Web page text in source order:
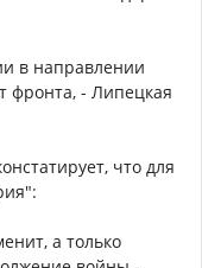
в направлении
фронта, - Липецкая
что для
а только